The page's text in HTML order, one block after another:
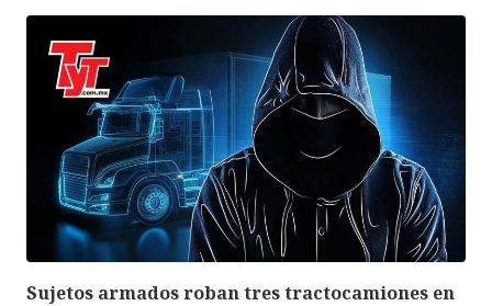
Sujetos armados roban tres tractocamiones en